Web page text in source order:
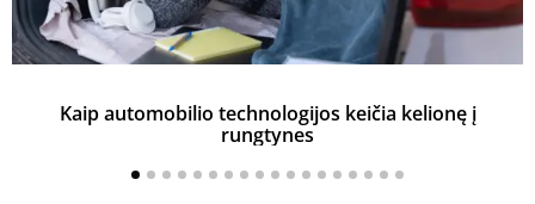
Kaip automobilio technologijos keičia kelionę į
rungtynes